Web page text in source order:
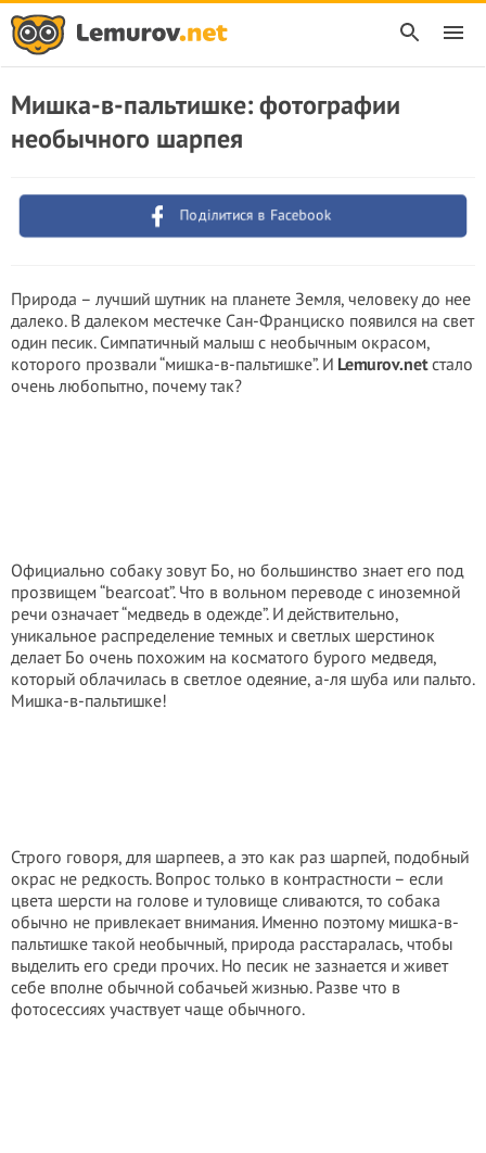
Мишка-в-пальтишке: фотографии
необычного шарпея
Поділитися в Facebook
Природа – лучший шутник на планете Земля, человеку до нее
далеко. В далеком местечке Сан-Франциско появился на свет
один песик. Симпатичный малыш с необычным окрасом,
которого прозвали “мишка-в-пальтишке”. И Lemurov.netстало
очень любопытно, почему так?
Официально собаку зовут Бо, но большинство знает его под
прозвищем “bearcoat”. Что в вольном переводе с иноземной
речи означает “медведь в одежде”. И действительно,
уникальное распределение темных и светлых шерстинок
делает Бо очень похожим на косматого бурого медведя,
который облачилась в светлое одеяние, а-ля шуба или пальто.
Мишка-в-пальтишке!
Строго говоря, для шарпеев, а это как раз шарпей, подобный
окрас не редкость. Вопрос только в контрастности – если
цвета шерсти на голове и туловище сливаются, то собака
обычно не привлекает внимания. Именно поэтому мишка-в-
пальтишке такой необычный, природа расстаралась, чтобы
выделить его среди прочих. Но песик не зазнается и живет
себе вполне обычной собачьей жизнью. Разве что в
фотосессиях участвует чаще обычного.